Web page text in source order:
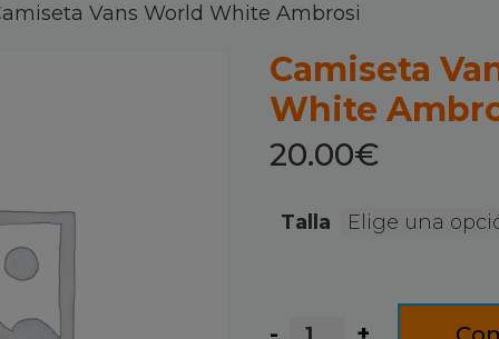
Vans World White Ambrosi
Camiseta
White
20.00€
Talla
Camiseta